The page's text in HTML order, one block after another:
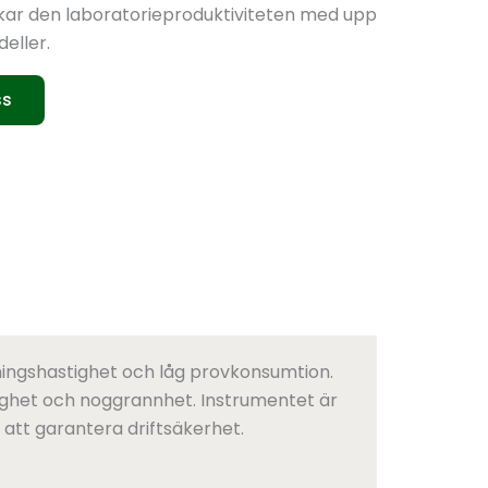
den laboratorieproduktiviteten med upp
och låg provkonsumtion.
och noggrannhet. Instrumentet är
garantera driftsäkerhet.